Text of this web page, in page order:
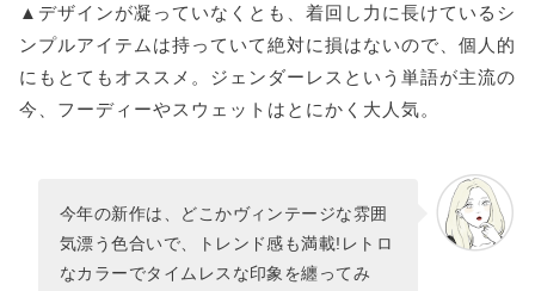
▲デザインが凝っていなくとも、着回し力に長けているシ
ンプルアイテムは持っていて絶対に損はないので、個人的
にもとてもオススメ。ジェンダーレスという単語が主流の
今、フーディーやスウェットはとにかく大人気。
今年の新作は、どこかヴィンテージな雰囲
気漂う色合いで、トレンド感も満載!レトロ
なカラーでタイムレスな印象を纏ってみ